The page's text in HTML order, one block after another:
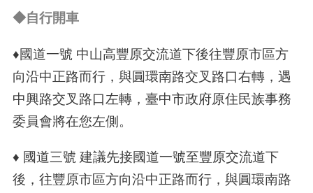
◆自行開車
♦國道一號 中山高豐原交流道下後往豐原市區方
向沿中正路而行，與圓環南路交叉路口右轉，遇
中興路交叉路口左轉，臺中市政府原住民族事務
委員會將在您左側。
♦ 國道三號 建議先接國道一號至豐原交流道下
後，往豐原市區方向沿中正路而行，與圓環南路